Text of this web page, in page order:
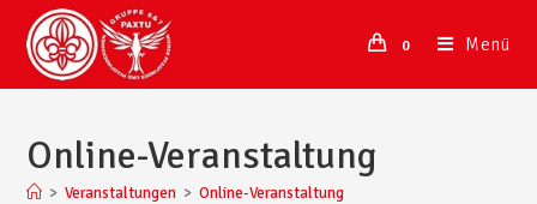
0 Menü
Online-Veranstaltung
> Veranstaltungen > Online-Veranstaltung